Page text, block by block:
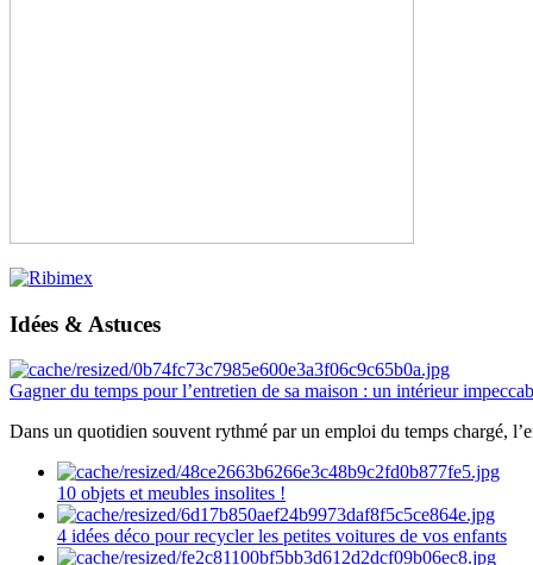
Idées & Astuces
Gagner du temps pour l’entretien de sa maison : un intérieur
Dans un quotidien souvent rythmé par un emploi du temps chargé,
10 objets et meubles insolites !
4 idées déco pour recycler les petites voitures de vos enfants